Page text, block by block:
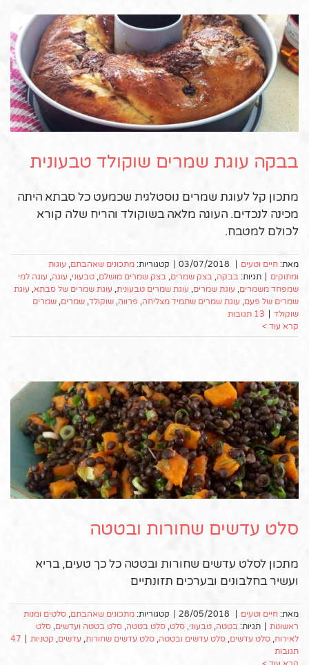
בבקה עוגת שמרים שוקולד טבעונית
מתכון קל לעוגת שמרים נוסטלגית שכמעט כל סבתא היתה
מכינה לנכדים. העוגה מלאה בשוקולד והריח שלה קורא
לכולם למטבח.
מאת: חיים וטעים 03/07/2018 קטגוריות: מתכונים שאהבתם, עוגות
ומתוקים
תגיות: בבקה, בצק שמרים, בצק שמרים מושלם, טבעוני, עוגה, עוגה למי
שמפחד משמרים, עוגת שמרים, עוגת שמרים טבעונית, עוגת שמרים של סבתא, עוגת
שמרים של פעם, עוגת שמרים שתמיד מצליחה, פרווה, שוקולד, שמרים, שמרים
שוקולד
13 תגובות
קרא עוד >
סלט עדשים שחורות ובטטה
מתכון לסלט עדשים שחורות ובטטה כל כך טעים, בריא
ועשיר בחלבונים ובערכים תזונתיים
מאת: חיים וטעים 28/05/2018 קטגוריות: מתכונים שאהבתם, סלטים ומנות
ראשונות
תגיות: בטטה, טבעוני, סלט, סלט בטטה, סלט בטטה ועדשים, סלט
לאירוח, סלט עדשים, סלט עדשים ובטטה, סלט עדשים שחורות, עדשים, קטניות
47
תגובות